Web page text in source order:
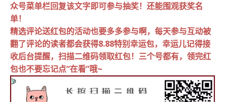
众号菜单栏回复该文字即可参与抽奖！还能围观获奖名
单！
精选评论送红包的活动也要多多参与啊，每天参与互动被
翻了评论的读者都会获得8.88特别幸运包，幸运儿记得接
收后台提醒，扫描二维码领取红包！三个号都有，领完红
包也不要忘记点“在看”哦~